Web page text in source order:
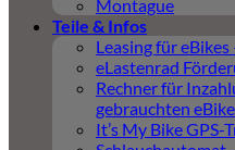
Montague
Teile & Infos
Leasing für
eLastenrad
Rechner für
gebrauchten
It’s My Bike GPS-